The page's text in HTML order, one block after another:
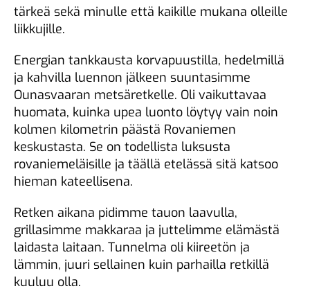
tärkeä sekä minulle että kaikille mukana olleille
liikkujille.
Energian tankkausta korvapuustilla, hedelmillä
ja kahvilla luennon jälkeen suuntasimme
Ounasvaaran metsäretkelle. Oli vaikuttavaa
huomata, kuinka upea luonto löytyy vain noin
kolmen kilometrin päästä Rovaniemen
keskustasta. Se on todellista luksusta
rovaniemeläisille ja täällä etelässä sitä katsoo
hieman kateellisena.
Retken aikana pidimme tauon laavulla,
grillasimme makkaraa ja juttelimme elämästä
laidasta laitaan. Tunnelma oli kiireetön ja
lämmin, juuri sellainen kuin parhailla retkillä
kuuluu olla.